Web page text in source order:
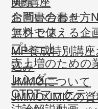
お問い合わせ
​アクセス
企画書の書き方
無料で使える企
プレート
売上増のための
レンダー
CTPTマーケテ
MP養成特別講座
込み
JMMOについて
JMMO/JMICの